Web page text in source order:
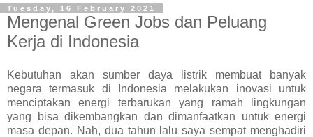
Tuesday, 16 February 2021
Mengenal Green Jobs dan Peluang
Kerja di Indonesia
Kebutuhan akan sumber daya listrik membuat banyak
negara termasuk di Indonesia melakukan inovasi untuk
menciptakan energi terbarukan yang ramah lingkungan
yang bisa dikembangkan dan dimanfaatkan untuk energi
masa depan. Nah, dua tahun lalu saya sempat menghadiri